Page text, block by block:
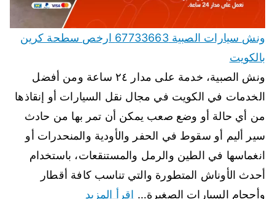
ونش سيارات الصبية 67733663 ارخص سطحة كرين
بالكويت
ونش الصبية، خدمة على مدار ٢٤ ساعة ومن أفضل
الخدمات في الكويت في مجال نقل السيارات أو إنقاذها
من أي حالة أو وضع صعب يمكن أن تمر بها من حادث
سير أليم أو سقوط في الحفر والأودية والمنحدرات أو
انغماسها في الطين والرمل والمستنقعات، باستخدام
أحدث الأوناش المتطورة والتي تناسب كافة أقطار
وأحجام السيارات الصغيرة… اقرأ المزيد